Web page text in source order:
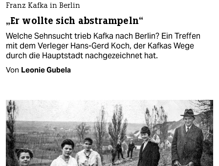
Franz Kafka in Berlin
„Er wollte sich abstrampeln“
Welche Sehnsucht trieb Kafka nach Berlin? Ein Treffen
mit dem Verleger Hans-Gerd Koch, der Kafkas Wege
durch die Hauptstadt nachgezeichnet hat.
Von Leonie Gubela